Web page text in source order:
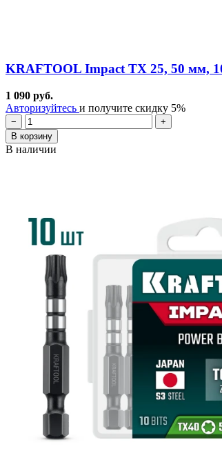
KRAFTOOL Impact TX 25, 50 мм,
1 090 руб.
Авторизуйтесь и получите скидку 5%
−
+
В корзину
В наличии